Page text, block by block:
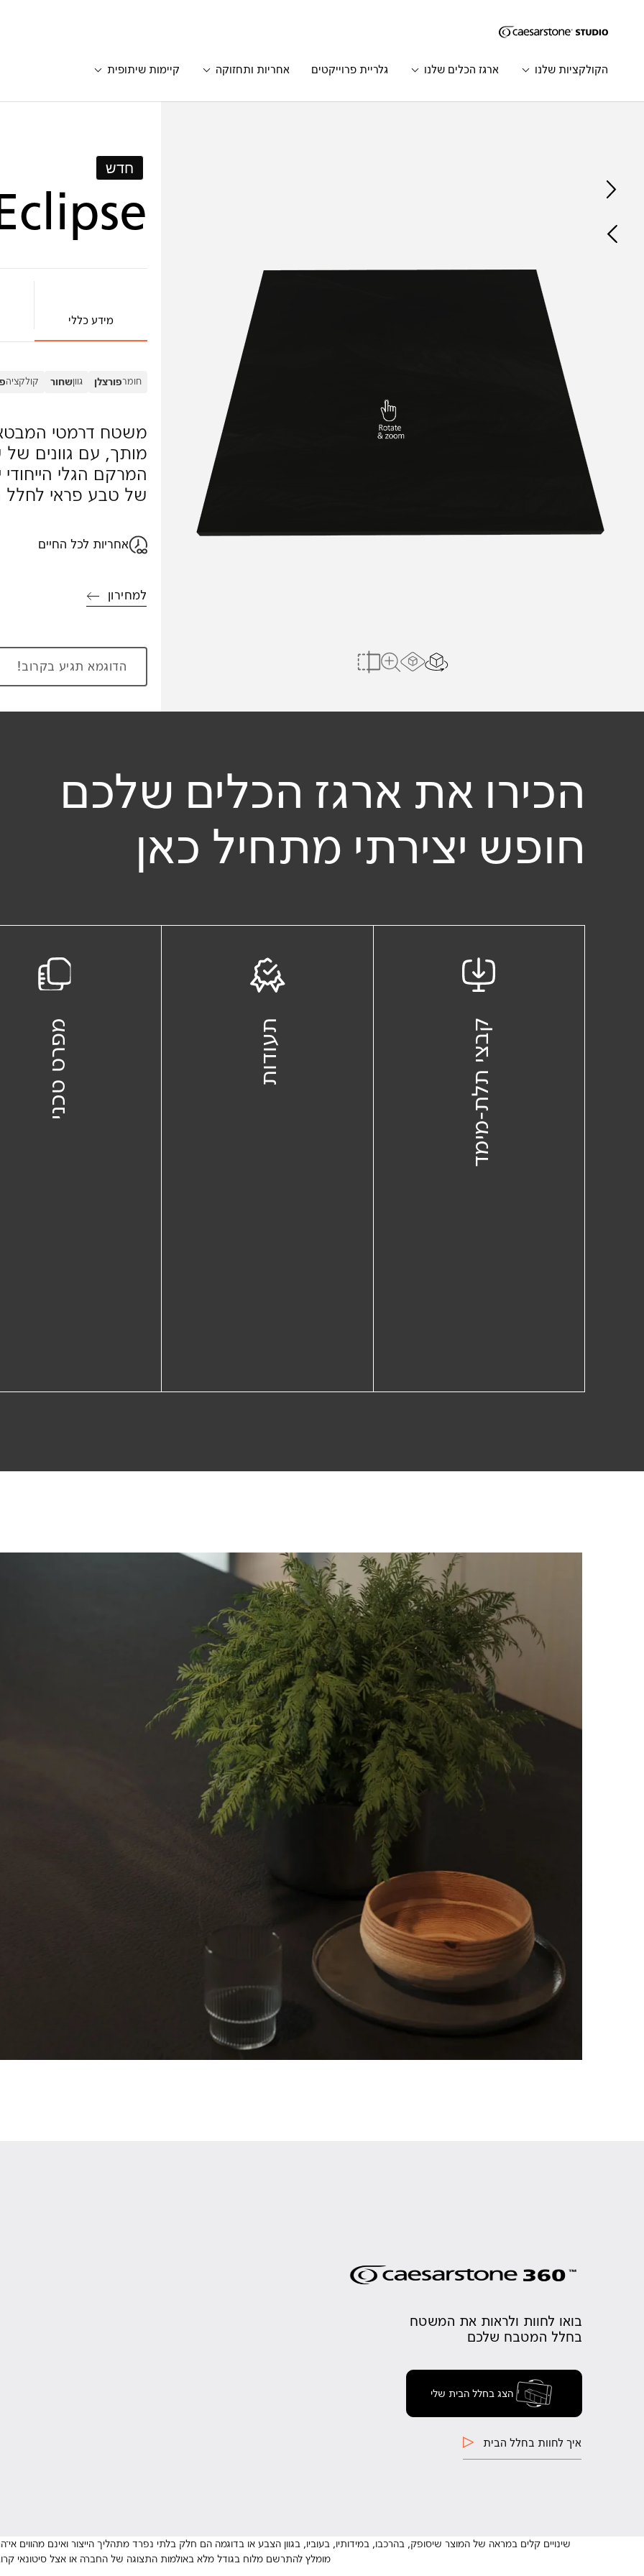
הקולקציות שלנו ארגז הכלים שלנו גלריית פרוייקטים אחריות ותחזוקה קיימות שיתופית
הצג בחלל הבית שלי
חדש
מידע כללי
חומרפורצלן גווןשחור קולקציה
משטח דרמטי
מותך, עם גוונים
המרקם הגלי
של טבע פראי לחלל
אחריות לכל החיים
למחירון
הדוגמא תגיע בקרוב!
הכירו את ארגז הכלים שלכם
חופש יצירתי מתחיל כאן
קבצי תלת-מימד תעודות מפרט טכני
בואו לחוות ולראות את המשטח
בחלל המטבח שלכם
הצג בחלל הבית שלי
איך לחוות בחלל הבית
שינויים קלים במראה של המוצר שיסופק, בהרכבו, במידותיו, בעוביו, בגוון הצבע או בדוגמה הם חלק בלתי נפרד מתהליך הייצור ואינם מהווים
מומלץ להתרשם מלוח בגודל מלא באולמות התצוגה של החברה או אצל סיטונאי